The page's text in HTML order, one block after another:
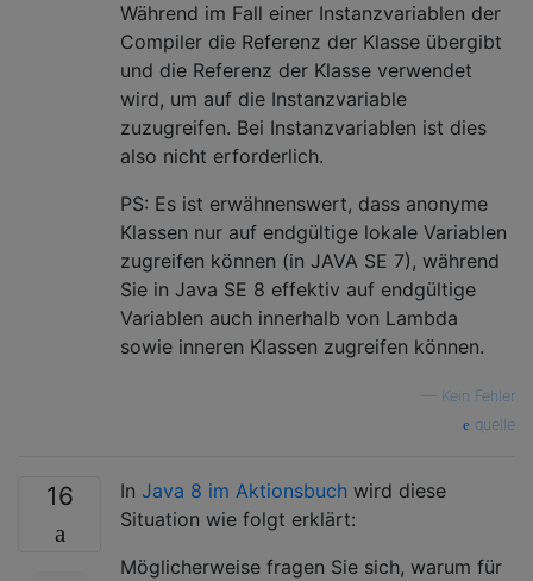
Während im Fall einer Instanzvariablen der
Compiler die Referenz der Klasse übergibt
und die Referenz der Klasse verwendet
wird, um auf die Instanzvariable
zuzugreifen. Bei Instanzvariablen ist dies
also nicht erforderlich.
PS: Es ist erwähnenswert, dass anonyme
Klassen nur auf endgültige lokale Variablen
zugreifen können (in JAVA SE 7), während
Sie in Java SE 8 effektiv auf endgültige
Variablen auch innerhalb von Lambda
sowie inneren Klassen zugreifen können.
Kein Fehler
quelle
16 In Java 8 im Aktionsbuch wird diese
Situation wie folgt erklärt:
Möglicherweise fragen Sie sich, warum für